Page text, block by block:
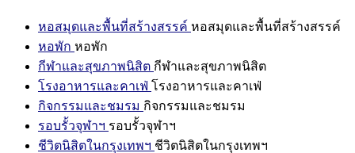
หอสมุดและพื้นที่สร้างสรรค์ หอสมุดและพื้นที่สร้างสรรค์
หอพัก หอพัก
กีฬาและสุขภาพนิสิต กีฬาและสุขภาพนิสิต
โรงอาหารและคาเฟ่ โรงอาหารและคาเฟ่
กิจกรรมและชมรม กิจกรรมและชมรม
รอบรั้วจุฬาฯ รอบรั้วจุฬาฯ
ชีวิตนิสิตในกรุงเทพฯ ชีวิตนิสิตในกรุงเทพฯ